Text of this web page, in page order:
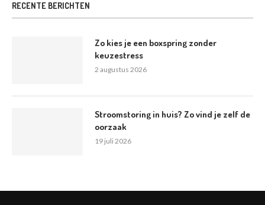
RECENTE BERICHTEN
Zo kies je een boxspring zonder
keuzestress
2 augustus 2026
Stroomstoring in huis? Zo vind je zelf de
oorzaak
19 juli 2026